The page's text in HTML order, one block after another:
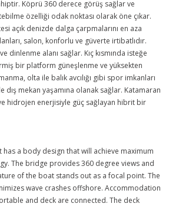
Köprü 360 derece görüş sağlar ve
özelliği odak noktası olarak öne çıkar.
açık denizde dalga çarpmalarını en aza
salon, konforlu ve güverte irtibatlıdır.
dinlenme alanı sağlar. Kıç kısmında isteğe
bir platform güneşlenme ve yüksekten
olta ile balık avcılığı gibi spor imkanları
dış mekan yaşamına olanak sağlar. Katamaran
hidrojen enerjisiyle güç sağlayan hibrit bir
has a body design that will achieve maximum
The bridge provides 360 degree views and
of the boat stands out as a focal point. The
wave crashes offshore. Accommodation
and deck are connected. The deck